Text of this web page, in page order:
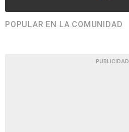
POPULAR EN LA COMUNIDAD
PUBLICIDAD